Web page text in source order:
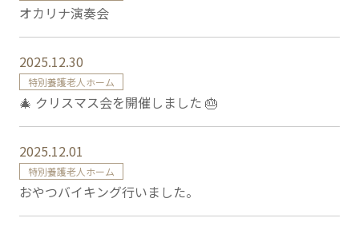
オカリナ演奏会
2025.12.30
特別養護老人ホーム
🎄 クリスマス会を開催しました 🎂
2025.12.01
特別養護老人ホーム
おやつバイキング行いました。